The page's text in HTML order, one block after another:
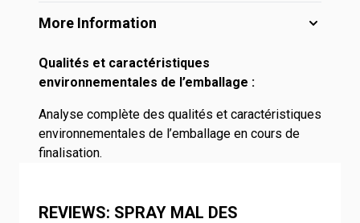
More Information
Qualités et caractéristiques
environnementales de l’emballage :
Analyse complète des qualités et caractéristiques
environnementales de l’emballage en cours de
finalisation.
REVIEWS: SPRAY MAL DES